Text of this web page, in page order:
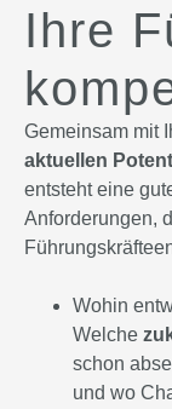
Ihre
Gemeinsam mit
aktuellen
entsteht eine
Anforderungen,
Wohin
Welche
schon
und wo